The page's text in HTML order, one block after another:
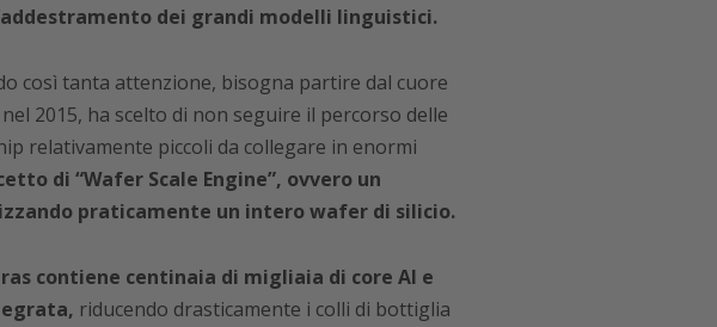
dei grandi modelli linguistici.
così tanta attenzione, bisogna partire dal cuore
2015, ha scelto di non seguire il percorso delle
relativamente piccoli da collegare in enormi
di “Wafer Scale Engine”, ovvero un
praticamente un intero wafer di silicio.
contiene centinaia di migliaia di core AI e
riducendo drasticamente i colli di bottiglia